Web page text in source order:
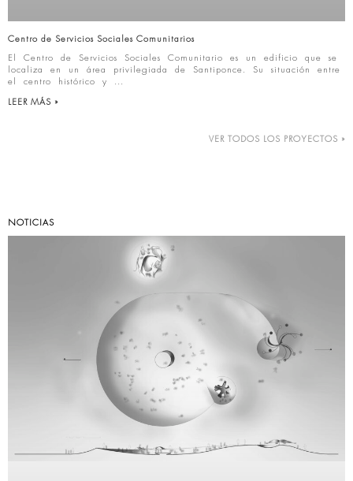
Centro de Servicios Sociales Comunitarios
El Centro de Servicios Sociales Comunitario es un edificio que se
localiza en un área privilegiada de Santiponce. Su situación entre
el centro histórico y
LEER MÁS »
VER TODOS LOS PROYECTOS »
NOTICIAS